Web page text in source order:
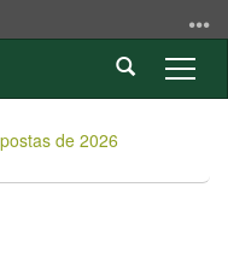
a
Abrir
a
de 2026